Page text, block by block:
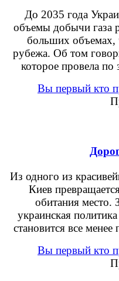
До 2035 года
объемы добычи газа
больших объемах,
рубежа. Об том
которое провела по
Вы первый кто
Из одного из
Киев
обитания место.
украинская
становится все
Вы первый кто